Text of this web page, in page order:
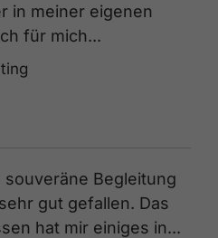
in meiner eigenen
für mich...
Begleitung
gut gefallen. Das
hat mir einiges in...